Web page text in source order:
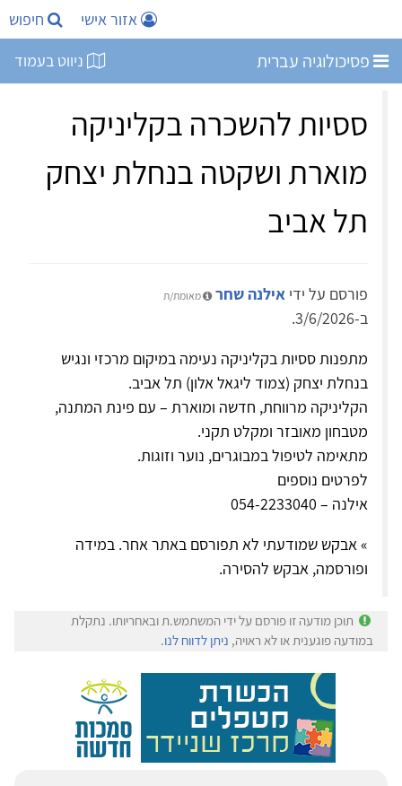
אזור אישי חיפוש
פסיכולוגיה עברית ניווט בעמוד
ססיות להשכרה בקליניקה
מוארת ושקטה בנחלת יצחק
תל אביב
פורסם על ידי אילנה שחר מאומת/ת
ב-3/6/2026.
מתפנות ססיות בקליניקה נעימה במיקום מרכזי ונגיש
בנחלת יצחק (צמוד ליגאל אלון) תל אביב.
הקליניקה מרווחת, חדשה ומוארת – עם פינת המתנה,
מטבחון מאובזר ומקלט תקני.
מתאימה לטיפול במבוגרים, נוער וזוגות.
לפרטים נוספים
אילנה – 054-2233040
» אבקש שמודעתי לא תפורסם באתר אחר. במידה
ופורסמה, אבקש להסירה.
תוכן מודעה זו פורסם על ידי המשתמש.ת ובאחריותו. נתקלת
במודעה פוגענית או לא ראויה, ניתן לדווח לנו.